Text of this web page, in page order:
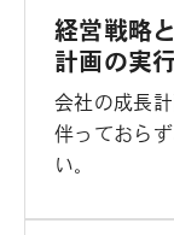
経営戦略
計画の実
会社の成長
伴っておら
い。